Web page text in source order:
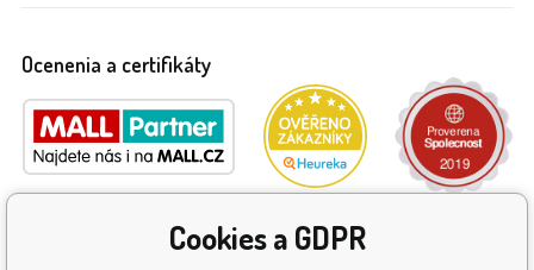
Ocenenia a certifikáty
Cookies a GDPR